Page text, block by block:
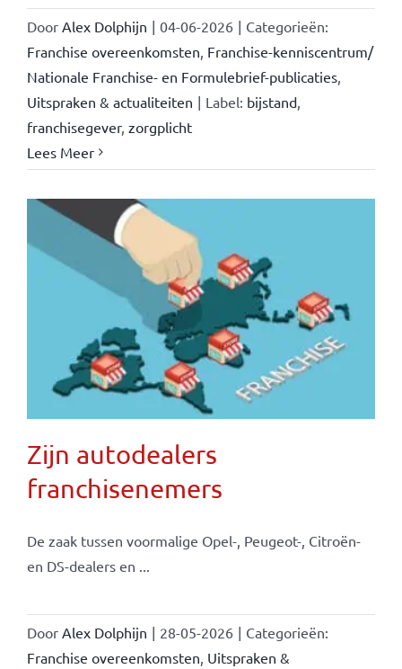
Door Alex Dolphijn | 04-06-2026 | Categorieën:
Franchise overeenkomsten Franchise-kenniscentrum/
Nationale Franchise- en Formulebrief-publicaties,
Uitspraken & actualiteiten | Label: bijstand,
franchisegever, zorgplicht
Lees Meer
Zijn autodealers
franchisenemers
De zaak tussen voormalige Opel-, Peugeot-, Citroën-
en DS-dealers en ...
Door Alex Dolphijn | 28-05-2026 | Categorieën:
Franchise overeenkomsten Uitspraken &